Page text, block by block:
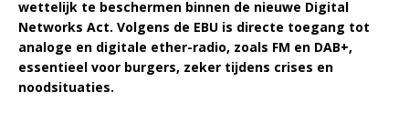
wettelijk te beschermen binnen de nieuwe Digital
Networks Act. Volgens de EBU is directe toegang tot
analoge en digitale ether-radio, zoals FM en DAB+,
essentieel voor burgers, zeker tijdens crises en
noodsituaties.